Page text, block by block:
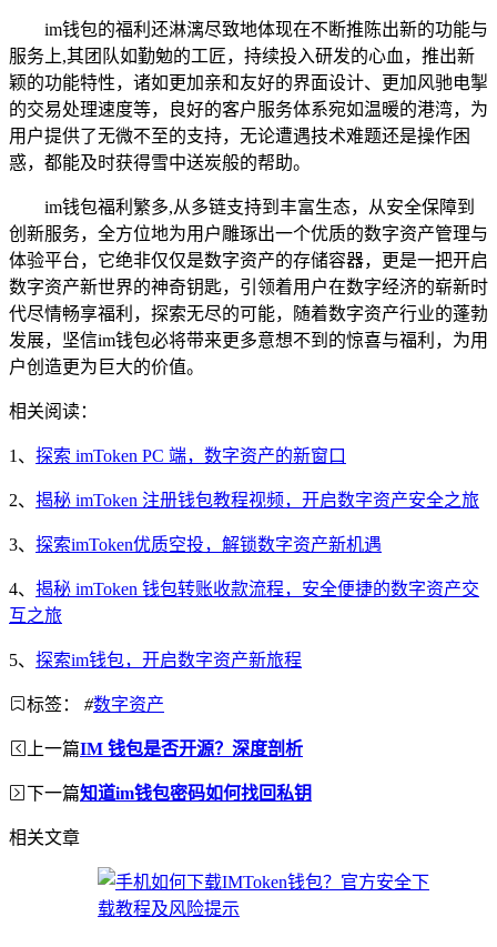
im钱包的福利还淋漓尽致地体现在不断推陈出新的功能与
服务上,其团队如勤勉的工匠，持续投入研发的心血，推出新
颖的功能特性，诸如更加亲和友好的界面设计、更加风驰电掣
的交易处理速度等，良好的客户服务体系宛如温暖的港湾，为
用户提供了无微不至的支持，无论遭遇技术难题还是操作困
惑，都能及时获得雪中送炭般的帮助。
im钱包福利繁多,从多链支持到丰富生态，从安全保障到
创新服务，全方位地为用户雕琢出一个优质的数字资产管理与
体验平台，它绝非仅仅是数字资产的存储容器，更是一把开启
数字资产新世界的神奇钥匙，引领着用户在数字经济的崭新时
代尽情畅享福利，探索无尽的可能，随着数字资产行业的蓬勃
发展，坚信im钱包必将带来更多意想不到的惊喜与福利，为用
户创造更为巨大的价值。
相关阅读：
1、 探索 imToken PC 端，数字资产的新窗口
2、 揭秘 imToken 注册钱包教程视频，开启数字资产安全之旅
3、 探索imToken优质空投，解锁数字资产新机遇
4、 揭秘 imToken 钱包转账收款流程，安全便捷的数字资产交
互之旅
5、 探索im钱包，开启数字资产新旅程
标签： #数字资产
上一篇IM 钱包是否开源？深度剖析
下一篇知道im钱包密码如何找回私钥
相关文章